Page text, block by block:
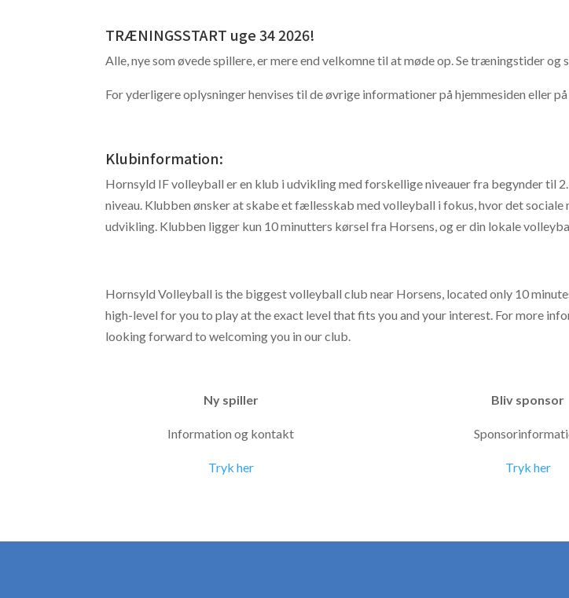
TRÆNINGSSTART uge 34 2026!
Alle, nye som øvede spillere, er mere end velkomne til at møde op. Se træningstider og
For yderligere oplysninger henvises til de øvrige informationer på hjemmesiden eller
Klubinformation:
Hornsyld IF volleyball er en klub i udvikling med forskellige niveauer fra begynder til
niveau. Klubben ønsker at skabe et fællesskab med volleyball i fokus, hvor det
udvikling. Klubben ligger kun 10 minutters kørsel fra Horsens, og er din lokale
Hornsyld Volleyball is the biggest volleyball club near Horsens, located only 10
high-level for you to play at the exact level that fits you and your interest. For more
looking forward to welcoming you in our club.
Ny spiller
Information og kontakt
Tryk her
Bliv sponsor
Tryk her